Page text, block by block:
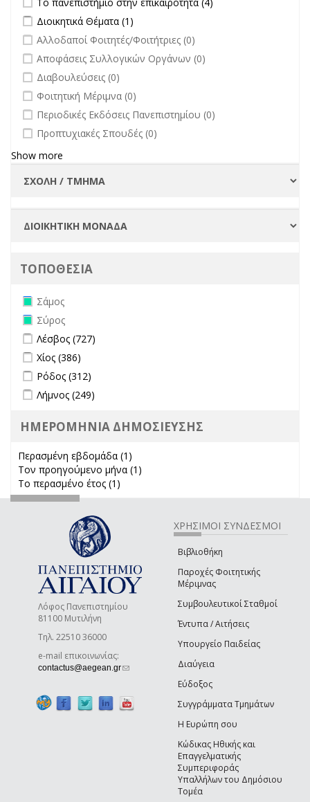
Το πανεπιστήμιο στην επικαιρότητα (4)
Apply Διοικητικά Θέματα filter
Διοικητικά Θέματα (1)
undefined
Αλλοδαποί Φοιτητές/Φοιτήτριες (0)
undefined
Αποφάσεις Συλλογικών Οργάνων (0)
undefined
Διαβουλεύσεις (0)
undefined
Φοιτητική Μέριμνα (0)
undefined
Περιοδικές Εκδόσεις Πανεπιστημίου (0)
undefined
Προπτυχιακές Σπουδές (0)
Show more
ΤΟΠΟΘΕΣΙΑ
Remove Σάμος filter
Σάμος
Remove Σύρος filter
Σύρος
Apply Λέσβος filter
Λέσβος (727)
Apply Χίος filter
Χίος (386)
Apply Ρόδος filter
Ρόδος (312)
Apply Λήμνος filter
Λήμνος (249)
ΗΜΕΡΟΜΗΝΙΑ ΔΗΜΟΣΙΕΥΣΗΣ
Περασμένη εβδομάδα (1)
Τον προηγούμενο μήνα (1)
Το περασμένο έτος (1)
Λόφος Πανεπιστημίου
81100 Μυτιλήνη
Τηλ. 22510 36000
e-mail επικοινωνίας:
contactus@aegean.gr(link sends e-mail)
ΧΡΗΣΙΜΟΙ ΣΥΝΔΕΣΜΟΙ
Βιβλιοθήκη
Παροχές Φοιτητικής
Μέριμνας
Συμβουλευτικοί Σταθμοί
Έντυπα / Αιτήσεις
Υπουργείο Παιδείας
Διαύγεια
Εύδοξος
Συγγράμματα Τμημάτων
Η Ευρώπη σου
Κώδικας Ηθικής και
Επαγγελματικής
Συμπεριφοράς
Υπαλλήλων του Δημόσιου
Τομέα